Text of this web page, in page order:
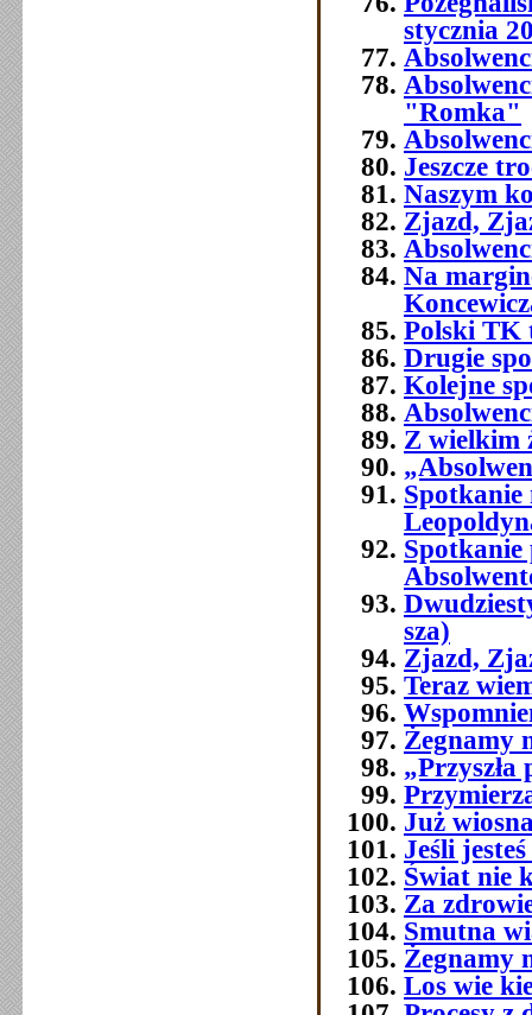
stycznia
"Romka"
Jeszcze
Naszym
Zjazd,
Na
Polski TK
Drugie
Kolejne
Z wielkim
Spotkanie
Spotkanie
sza)
Zjazd,
Teraz
Żegnamy
„Przyszła
Już
Jeśli
Świat nie
Za
Smutna
Żegnamy
Los wie